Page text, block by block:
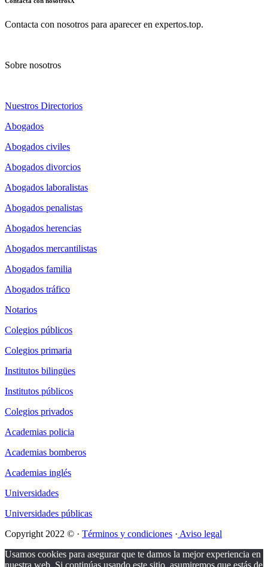
Contacta con nosotros para aparecer en expertos.top.
Sobre nosotros
Nuestros Directorios
Abogados
Abogados civiles
Abogados divorcios
Abogados laboralistas
Abogados penalistas
Abogados herencias
Abogados mercantilistas
Abogados familia
Abogados tráfico
Notarios
Colegios públicos
Colegios primaria
Institutos bilingües
Institutos públicos
Colegios privados
Academias policia
Academias bomberos
Academias inglés
Universidades
Universidades públicas
Copyright 2022 © · Términos y condiciones · Aviso legal
Usamos cookies para asegurar que te damos la mejor experiencia en
nuestra web. Si continúas usando este sitio, asumiremos que estás de